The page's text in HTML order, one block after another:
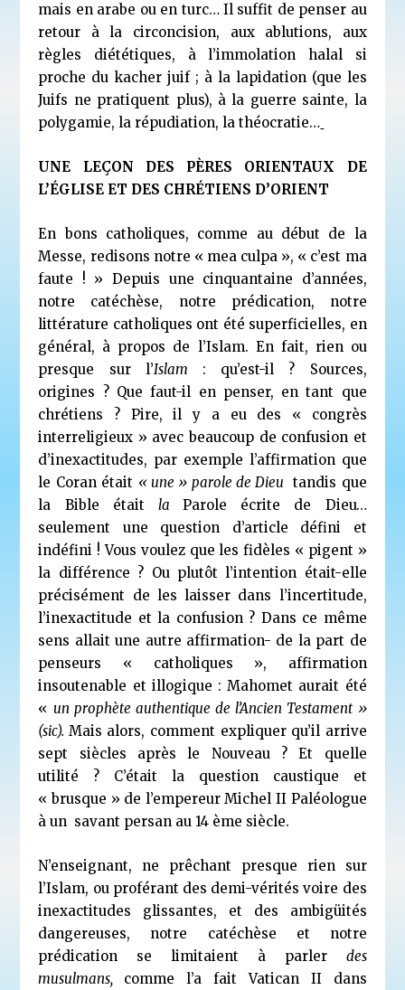
mais en arabe ou en turc… Il suffit de penser au
retour à la circoncision, aux ablutions, aux
règles diététiques, à l’immolation halal si
proche du kacher juif ; à la lapidation (que les
Juifs ne pratiquent plus), à la guerre sainte, la
polygamie, la répudiation, la théocratie…
UNE LEÇON DES PÈRES ORIENTAUX DE
L’ÉGLISE ET DES CHRÉTIENS D’ORIENT
En bons catholiques, comme au début de la
Messe, redisons notre « mea culpa », « c’est ma
faute ! » Depuis une cinquantaine d’années,
notre catéchèse, notre prédication, notre
littérature catholiques ont été superficielles, en
général, à propos de l’Islam. En fait, rien ou
presque sur l’Islam : qu’est-il ? Sources,
origines ? Que faut-il en penser, en tant que
chrétiens ? Pire, il y a eu des « congrès
interreligieux » avec beaucoup de confusion et
d’inexactitudes, par exemple l’affirmation que
le Coran était « une » parole de Dieu tandis que
la Bible était laParole écrite de Dieu…
seulement une question d’article défini et
indéfini ! Vous voulez que les fidèles « pigent »
la différence ? Ou plutôt l’intention était-elle
précisément de les laisser dans l’incertitude,
l’inexactitude et la confusion ? Dans ce même
sens allait une autre affirmation- de la part de
penseurs « catholiques », affirmation
insoutenable et illogique : Mahomet aurait été
« un prophète authentique de l’Ancien Testament »
(sic). Mais alors, comment expliquer qu’il arrive
sept siècles après le Nouveau ? Et quelle
utilité ? C’était la question caustique et
« brusque » de l’empereur Michel II Paléologue
à un savant persan au 14 ème siècle.
N’enseignant, ne prêchant presque rien sur
l’Islam, ou proférant des demi-vérités voire des
inexactitudes glissantes, et des ambigüités
dangereuses, notre catéchèse et notre
prédication se limitaient à parler des
musulmans, comme l’a fait Vatican II dans